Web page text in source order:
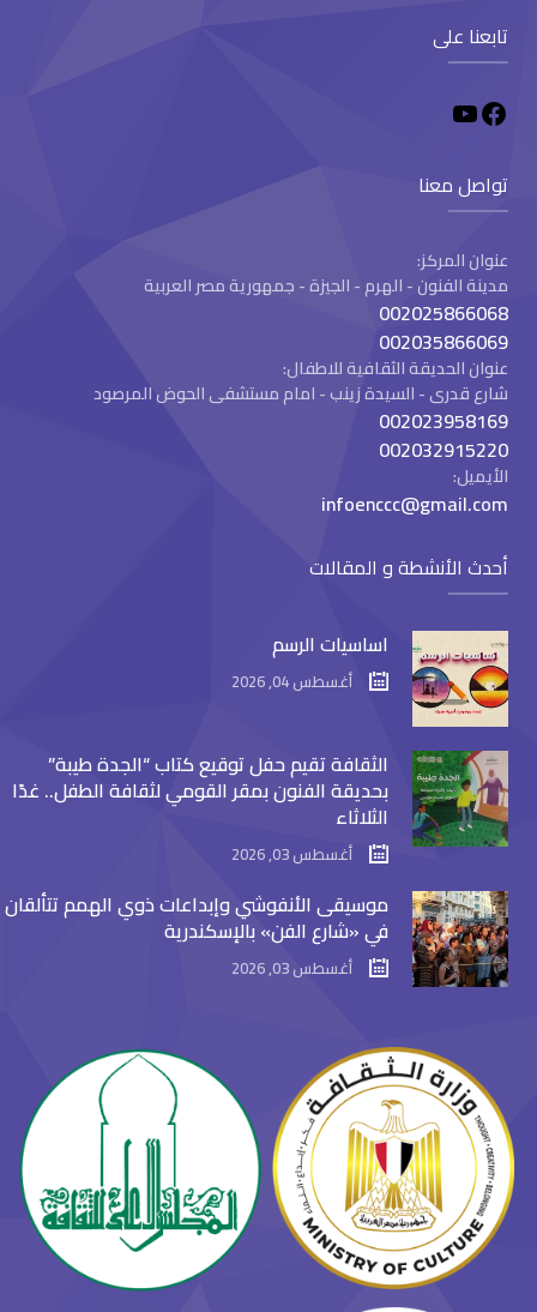
تابعنا على
تواصل معنا
عنوان المركز:
مدينة الفنون - الهرم - الجيزة - جمهورية مصر العربية
002025866068
002035866069
عنوان الحديقة الثقافية للاطفال:
شارع قدرى - السيدة زينب - امام مستشفى الحوض المرصود
002023958169
002032915220
الأيميل:
infoenccc@gmail.com
أحدث الأنشطة و المقالات
اساسيات الرسم
أغسطس 04, 2026
الثقافة تقيم حفل توقيع كتاب “الجدة طيبة”
بحديقة الفنون بمقر القومي لثقافة الطفل.. غدًا
الثلاثاء
أغسطس 03, 2026
موسيقى الأنفوشي وإبداعات ذوي الهمم تتألقان
في «شارع الفن» بالإسكندرية
أغسطس 03, 2026